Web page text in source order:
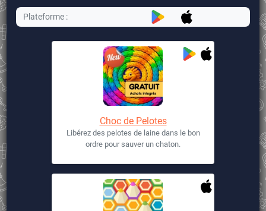
Plateforme :
Choc de Pelotes
Libérez des pelotes de laine dans le bon
ordre pour sauver un chaton.